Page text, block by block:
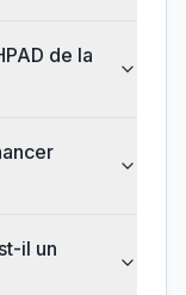
de la
il un